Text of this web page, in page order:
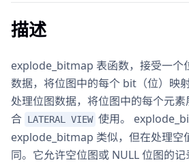
描述
explode_bitmap 表函数，接受一个
数据，将位图中的每个 bit（位）映
处理位图数据，将位图中的每个元
合 LATERAL VIEW 使用。
explode_bitmap 类似，但在处理空
同。它允许空位图或 NULL 位图的